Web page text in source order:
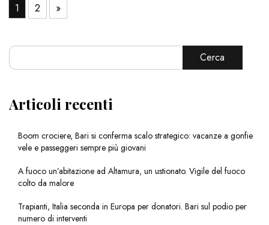
1 2 »
Cerca
Articoli recenti
Boom crociere, Bari si conferma scalo strategico: vacanze a gonfie
vele e passeggeri sempre più giovani
A fuoco un’abitazione ad Altamura, un ustionato. Vigile del fuoco
colto da malore
Trapianti, Italia seconda in Europa per donatori. Bari sul podio per
numero di interventi